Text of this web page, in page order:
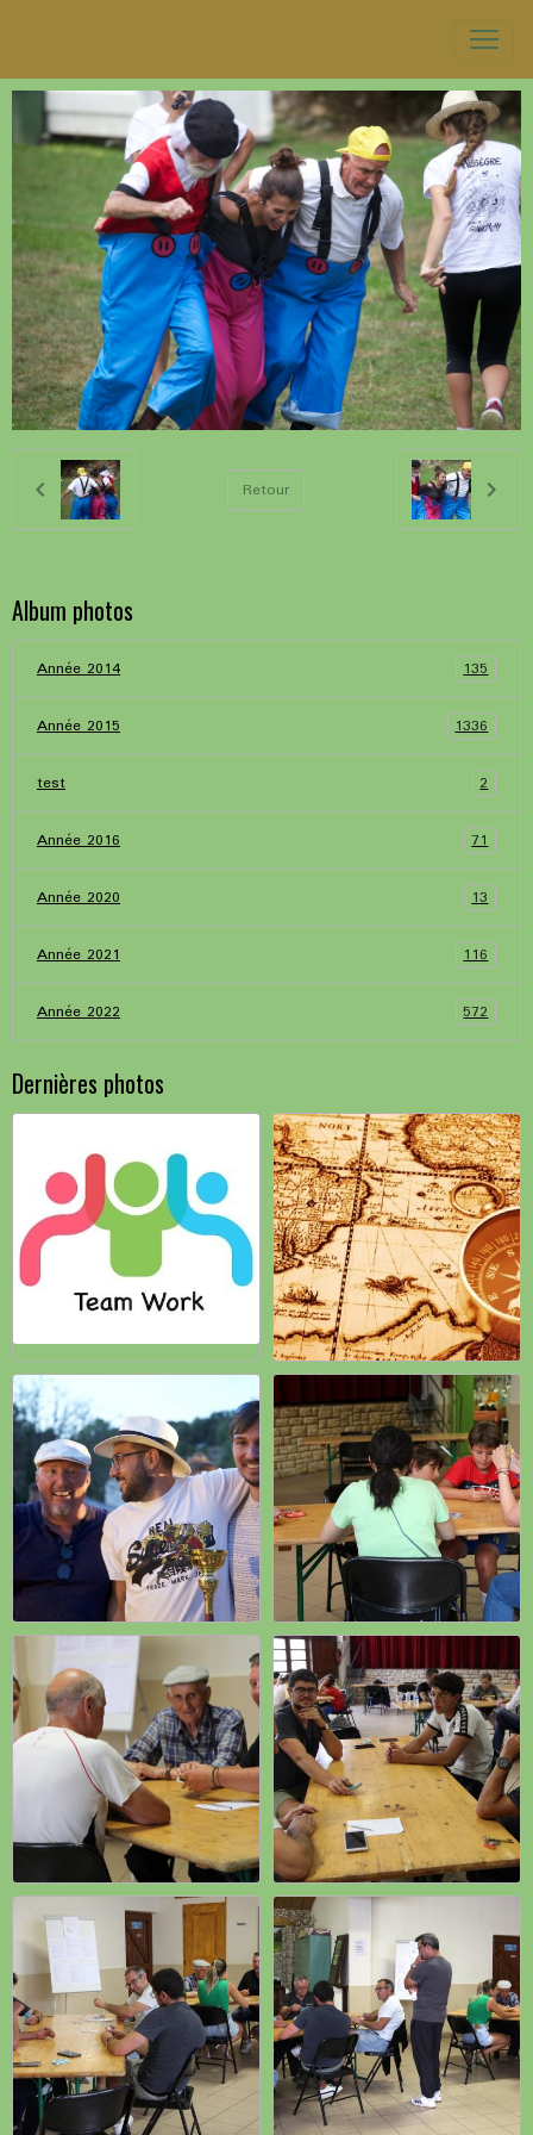
Retour
Album photos
Année 2014 135
Année 2015 1336
test 2
Année 2016 71
Année 2020 13
Année 2021 116
Année 2022 572
Dernières photos